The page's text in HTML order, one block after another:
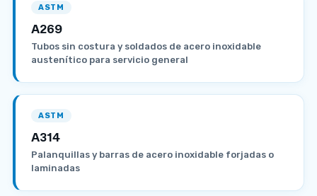
ASTM
A269
Tubos sin costura y soldados de acero inoxidable
austenítico para servicio general
ASTM
A314
Palanquillas y barras de acero inoxidable forjadas o
laminadas